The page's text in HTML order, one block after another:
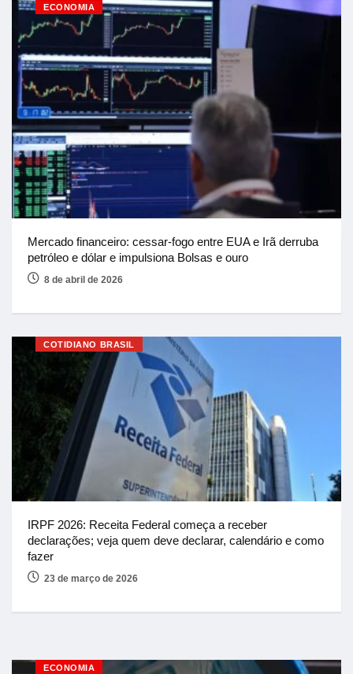
ECONOMIA
Mercado financeiro: cessar-fogo entre EUA e Irã derruba
petróleo e dólar e impulsiona Bolsas e ouro
8 de abril de 2026
COTIDIANO BRASIL
IRPF 2026: Receita Federal começa a receber
declarações; veja quem deve declarar, calendário e como
fazer
23 de março de 2026
ECONOMIA